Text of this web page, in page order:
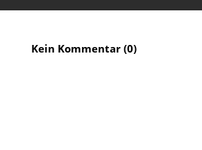
Kein Kommentar (0)